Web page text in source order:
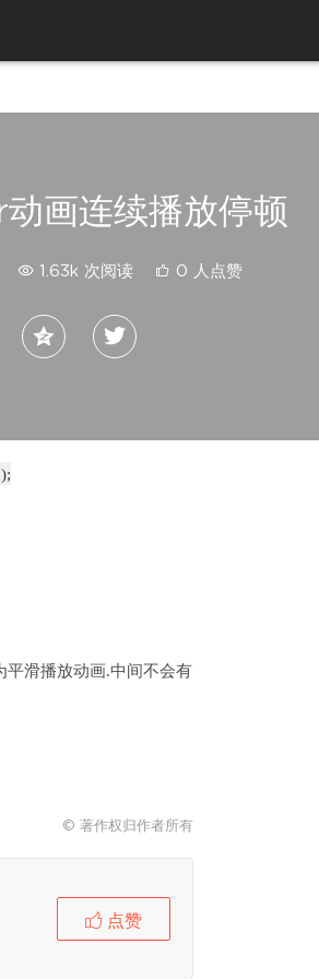
画连续播放停顿
1.63k 次阅读 0 人点赞
平滑播放动画.中间不会有
© 著作权归作者所有
点赞